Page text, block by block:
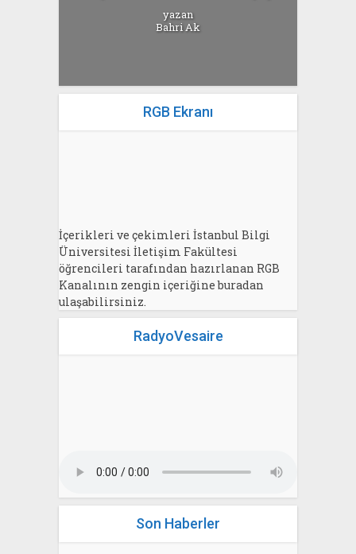
yazan
Bahri Ak
RGB Ekranı
İçerikleri ve çekimleri İstanbul Bilgi
Üniversitesi İletişim Fakültesi
öğrencileri tarafından hazırlanan RGB
Kanalının zengin içeriğine buradan
ulaşabilirsiniz.
RadyoVesaire
Son Haberler